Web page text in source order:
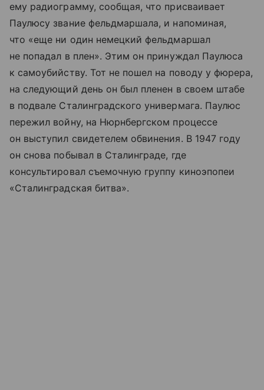
ему радиограмму, сообщая, что присваивает
Паулюсу звание фельдмаршала, и напоминая,
что «еще ни один немецкий фельдмаршал
не попадал в плен». Этим он принуждал Паулюса
к самоубийству. Тот не пошел на поводу у фюрера,
на следующий день он был пленен в своем штабе
в подвале Сталинградского универмага. Паулюс
пережил войну, на Нюрнбергском процессе
он выступил свидетелем обвинения. В 1947 году
он снова побывал в Сталинграде, где
консультировал съемочную группу киноэпопеи
«Сталинградская битва».